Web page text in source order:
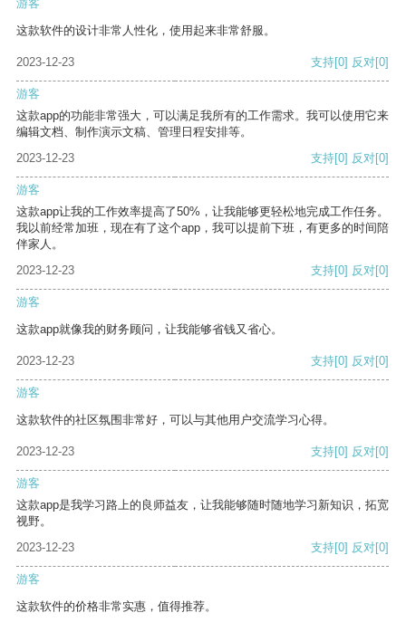
游客
这款软件的设计非常人性化，使用起来非常舒服。
2023-12-23 支持[0] 反对[0]
游客
这款app的功能非常强大，可以满足我所有的工作需求。我可以使用它来
编辑文档、制作演示文稿、管理日程安排等。
2023-12-23
支持[0] 反对[0]
游客
这款app让我的工作效率提高了50%，让我能够更轻松地完成工作任务。
我以前经常加班，现在有了这个app，我可以提前下班，有更多的时间陪
伴家人。
2023-12-23
支持[0] 反对[0]
游客
这款app就像我的财务顾问，让我能够省钱又省心。
2023-12-23 支持[0] 反对[0]
游客
这款软件的社区氛围非常好，可以与其他用户交流学习心得。
2023-12-23 支持[0] 反对[0]
游客
这款app是我学习路上的良师益友，让我能够随时随地学习新知识，拓宽
视野。
2023-12-23
支持[0] 反对[0]
游客
这款软件的价格非常实惠，值得推荐。